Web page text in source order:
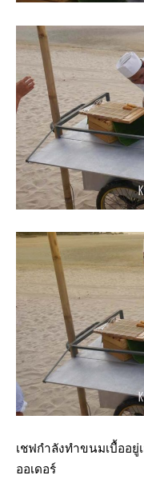
เชฟกำลังทำขนมเบื้ออ
ออเดอร์